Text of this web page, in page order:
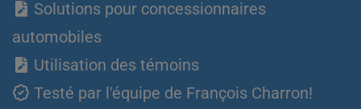
Solutions pour concessionnaires
automobiles
Utilisation des témoins
Testé par l'équipe de François Charron!